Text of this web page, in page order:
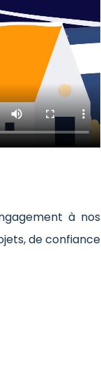
à nos
de confiance